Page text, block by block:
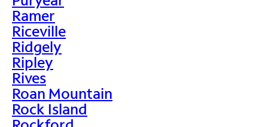
Ramer
Riceville
Ridgely
Ripley
Rives
Roan Mountain
Rock Island